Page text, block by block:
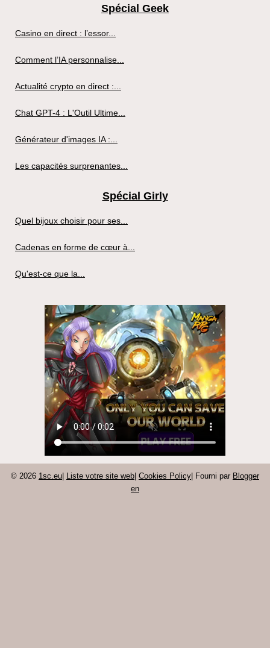
Spécial Geek
Casino en direct : l’essor...
Comment l’IA personnalise...
Actualité crypto en direct :...
Chat GPT-4 : L'Outil Ultime...
Générateur d'images IA :...
Les capacités surprenantes...
Spécial Girly
Quel bijoux choisir pour ses...
Cadenas en forme de cœur à...
Qu'est-ce que la...
© 2026 1sc.eu Liste votre site web Cookies Policy | Fourni par Blogger
en